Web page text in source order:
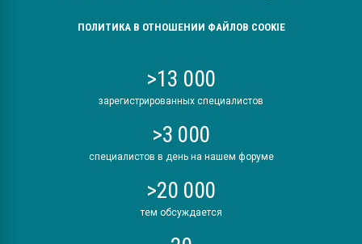
ПОЛИТИКА В ОТНОШЕНИИ ФАЙЛОВ COOKIE
>13 000
зарегистрированных специалистов
>3 000
специалистов в день на нашем форуме
>20 000
тем обсуждается